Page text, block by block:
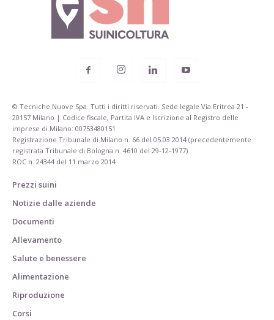
© Tecniche Nuove Spa. Tutti i diritti riservati. Sede legale Via Eritrea 21 -
20157 Milano | Codice fiscale, Partita IVA e Iscrizione al Registro delle
imprese di Milano: 00753480151
Registrazione Tribunale di Milano n. 66 del 05.03.2014 (precedentemente
registrata Tribunale di Bologna n. 4610 del 29-12-1977)
ROC n. 24344 del 11 marzo 2014
Prezzi suini
Notizie dalle aziende
Documenti
Allevamento
Salute e benessere
Alimentazione
Riproduzione
Corsi